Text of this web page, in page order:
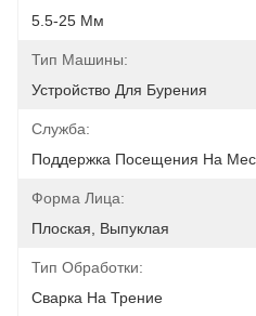
5.5-25 Мм
Тип Машины:
Устройство Для Бурения
Служба:
Поддержка Посещения На
Форма Лица:
Плоская, Выпуклая
Тип Обработки:
Сварка На Трение